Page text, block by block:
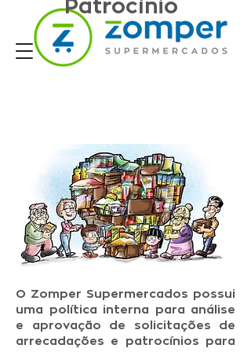
Patrocínio
O Zomper Supermercados possui
uma política interna para análise
e aprovação de solicitações de
arrecadações e patrocínios para